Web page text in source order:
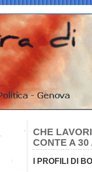
CHE
CONTE A 30
I PROFILI DI